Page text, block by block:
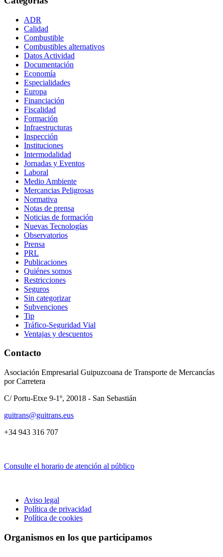
ADR
Calidad
Combustible
Combustibles alternativos
Datos Actividad
Documentación
Economía
Especialidades
Europa
Financiación
Fiscalidad
Formación
Infraestructuras
Inspección
Instituciones
Intermodalidad
Jornadas y Eventos
Laboral
Medio Ambiente
Mercancias Peligrosas
Normativa
Notas de prensa
Noticias de formación
Nuevas Tecnologías
Observatorios
Prensa
PRL
Publicaciones
Quiénes somos
Restricciones
Seguros
Sin categorizar
Subvenciones
Tip
Tráfico-Seguridad Vial
Ventajas y descuentos
Contacto
Asociación Empresarial Guipuzcoana de Transporte de Mercancías
por Carretera
C/ Portu-Etxe 9-1º, 20018 - San Sebastián
guitrans@guitrans.eus
+34 943 316 707
Consulte el horario de atención al público
Aviso legal
Política de privacidad
Política de cookies
Organismos en los que participamos